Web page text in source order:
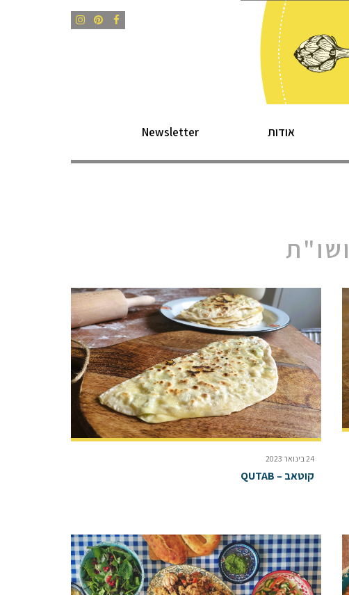
Facebook
Pinterest
Instagram
אודות Newsletter
24 בינואר 2023
קוטאב – QUTAB